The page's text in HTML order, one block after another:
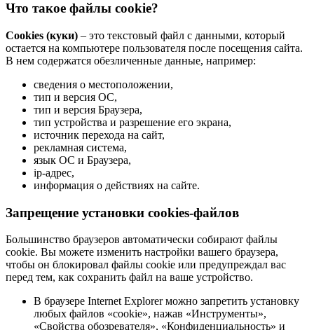
Что такое файлы cookie?
Cookies (куки) – это текстовый файл с данными, который
остается на компьютере пользователя после посещения сайта.
В нем содержатся обезличенные данные, например:
сведения о местоположении,
тип и версия ОС,
тип и версия Браузера,
тип устройства и разрешение его экрана,
источник перехода на сайт,
рекламная система,
язык ОС и Браузера,
ip-адрес,
информация о действиях на сайте.
Запрещение установки cookies-файлов
Большинство браузеров автоматически собирают файлы
cookie. Вы можете изменить настройки вашего браузера,
чтобы он блокировал файлы cookie или предупреждал вас
перед тем, как сохранить файл на ваше устройство.
В браузере Internet Explorer можно запретить установку
любых файлов «cookie», нажав «Инструменты»,
«Свойства обозревателя», «Конфиденциальность» и